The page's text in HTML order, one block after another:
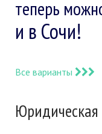
теперь
и в Сочи!
Все варианты